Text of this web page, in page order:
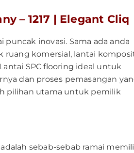
– 1217 | Elegant Cliq
inovasi. Sama ada anda
komersial, lantai
SPC flooring ideal untuk
dan proses pemasangan
pilihan utama untuk pemilik
sebab-sebab ramai